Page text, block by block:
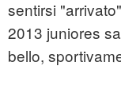
sentirsi
2013 juniores
bello,